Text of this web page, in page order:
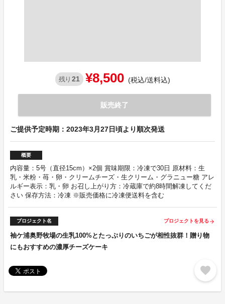
残り 21 ¥8,500 (税込/送料込)
販売終了
ご提供予定時期：2023年3月27日頃より順次発送
概要
内容量：5号（直径15cm）×2個 賞味期限：冷凍で30日 原材料：生
乳・米粉・苺・卵・クリームチーズ・生クリーム・グラニュー糖 アレ
ルギー表示：乳・卵 お召し上がり方：冷蔵庫で約8時間解凍してくだ
さい 保存方法：冷凍 ※販売価格に冷凍便送料を含む
プロジェクト名 プロジェクトを見る arrow_forward
袖ケ浦奥野牧場の生乳100%とたっぷりのいちごが相性抜群！贈り物
にもおすすめの濃厚チーズケーキ
favorite